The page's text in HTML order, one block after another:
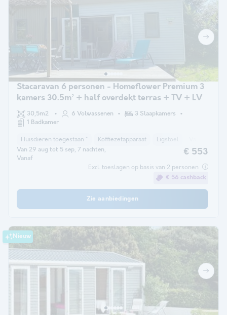
Stacaravan 6 personen - Homeflower Premium 3
kamers 30.5m² + half overdekt terras + TV + LV
30,5m2 6 Volwassenen
3 Slaapkamers
1 Badkamer
Huisdieren toegestaan * Koffiezetapparaat Ligstoel
Van 29 aug tot 5 sep, 7 nachten,
Vanaf
€ 553
Excl. toeslagen op basis van 2 personen
€ 56 cashback
Zie aanbiedingen
Nieuw